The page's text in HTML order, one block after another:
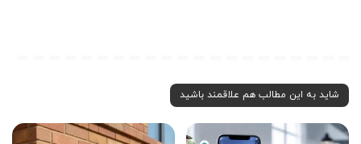
شاید به این مطالب هم علاقمند باشید